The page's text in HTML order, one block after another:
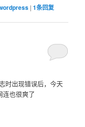
|1条回复
时出现错误后，今天
连也很爽了